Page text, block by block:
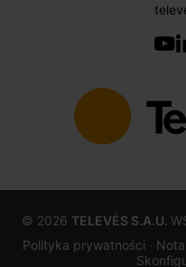
© 2026 TELEVÉS S.A.U.
Polityka prywatności ·